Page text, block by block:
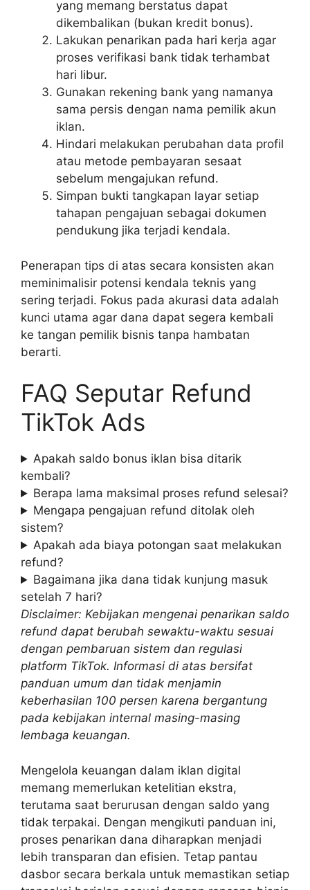
yang memang berstatus dapat
dikembalikan (bukan kredit bonus).
Lakukan penarikan pada hari kerja agar
proses verifikasi bank tidak terhambat
hari libur.
Gunakan rekening bank yang namanya
sama persis dengan nama pemilik akun
iklan.
Hindari melakukan perubahan data profil
atau metode pembayaran sesaat
sebelum mengajukan refund.
Simpan bukti tangkapan layar setiap
tahapan pengajuan sebagai dokumen
pendukung jika terjadi kendala.
Penerapan tips di atas secara konsisten akan
meminimalisir potensi kendala teknis yang
sering terjadi. Fokus pada akurasi data adalah
kunci utama agar dana dapat segera kembali
ke tangan pemilik bisnis tanpa hambatan
berarti.
FAQ Seputar Refund
TikTok Ads
Apakah saldo bonus iklan bisa ditarik
kembali?
Berapa lama maksimal proses refund selesai?
Mengapa pengajuan refund ditolak oleh
sistem?
Apakah ada biaya potongan saat melakukan
refund?
Bagaimana jika dana tidak kunjung masuk
setelah 7 hari?
Disclaimer: Kebijakan mengenai penarikan saldo
refund dapat berubah sewaktu-waktu sesuai
dengan pembaruan sistem dan regulasi
platform TikTok. Informasi di atas bersifat
panduan umum dan tidak menjamin
keberhasilan 100 persen karena bergantung
pada kebijakan internal masing-masing
lembaga keuangan.
Mengelola keuangan dalam iklan digital
memang memerlukan ketelitian ekstra,
terutama saat berurusan dengan saldo yang
tidak terpakai. Dengan mengikuti panduan ini,
proses penarikan dana diharapkan menjadi
lebih transparan dan efisien. Tetap pantau
dasbor secara berkala untuk memastikan setiap